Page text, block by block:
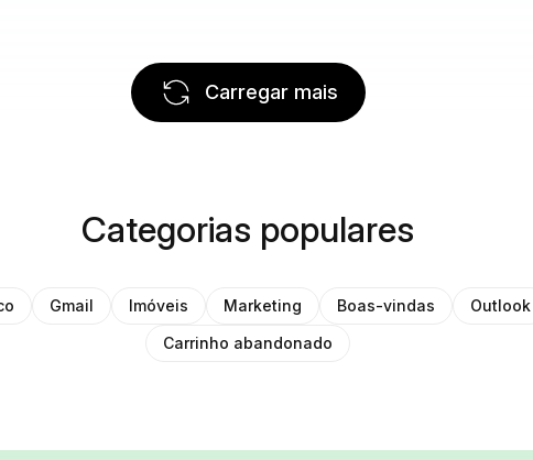
Carregar mais
Categorias populares
Gmail Imóveis Marketing Boas-vindas Outlook
Carrinho abandonado